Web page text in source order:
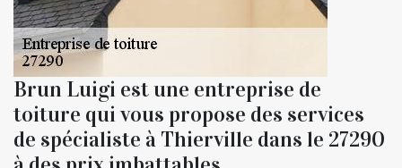
Brun Luigi est une entreprise de
toiture qui vous propose des services
de spécialiste à Thierville dans le 27290